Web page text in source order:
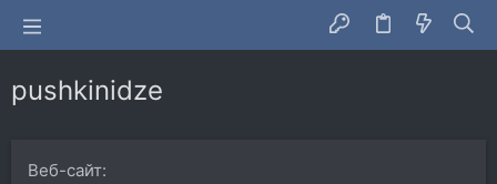
pushkinidze
Веб-сайт